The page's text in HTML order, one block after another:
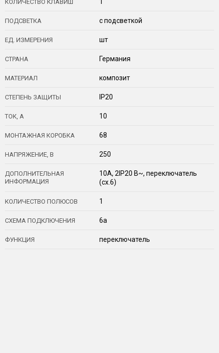
КОЛИЧЕСТВО КЛАВИШ
ПОДСВЕТКА с подсветкой
ЕД. ИЗМЕРЕНИЯ шт
СТРАНА Германия
МАТЕРИАЛ композит
СТЕПЕНЬ ЗАЩИТЫ IP20
ТОК, А 10
МОНТАЖНАЯ КОРОБКА 68
НАПРЯЖЕНИЕ, В 250
ДОПОЛНИТЕЛЬНАЯ
ИНФОРМАЦИЯ
10А, 2IP20 В~, переключатель
(сх.6)
КОЛИЧЕСТВО ПОЛЮСОВ 1
СХЕМА ПОДКЛЮЧЕНИЯ 6a
ФУНКЦИЯ переключатель